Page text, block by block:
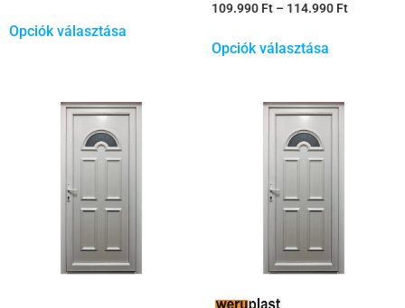
Opciók választása
109.990 Ft – 114.990 Ft
Opciók választása